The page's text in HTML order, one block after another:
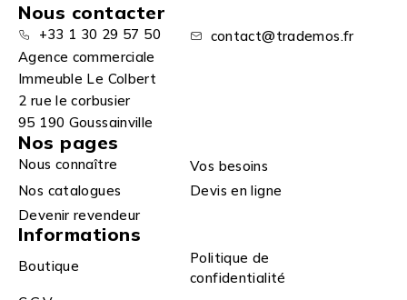
Nous contacter
+33 1 30 29 57 50
contact@trademos.fr
Agence commerciale
Immeuble Le Colbert
2 rue le corbusier
95 190 Goussainville
Nos pages
Nous connaître
Vos besoins
Nos catalogues
Devis en ligne
Devenir revendeur
Informations
Boutique
Politique de
confidentialité